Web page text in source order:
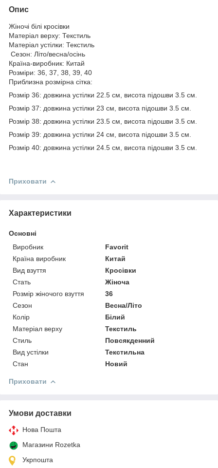
Опис
Жіночі білі кросівки
Матеріал верху: Текстиль
Матеріал устілки: Текстиль
Сезон: Літо/весна/осінь
Країна-виробник: Китай
Розміри: 36, 37, 38, 39, 40
Приблизна розмірна сітка:
Розмір 36: довжина устілки 22.5 см, висота підошви 3.5 см.
Розмір 37: довжина устілки 23 см, висота підошви 3.5 см.
Розмір 38: довжина устілки 23.5 см, висота підошви 3.5 см.
Розмір 39: довжина устілки 24 см, висота підошви 3.5 см.
Розмір 40: довжина устілки 24.5 см, висота підошви 3.5 см.
Приховати
Характеристики
Основні
Виробник
Favorit
Країна виробник
Китай
Вид взуття
Кросівки
Стать
Жіноча
Розмір жіночого взуття
36
Сезон
Весна/Літо
Колір
Білий
Матеріал верху
Текстиль
Стиль
Повсякденний
Вид устілки
Текстильна
Стан
Новий
Приховати
Умови доставки
Нова Пошта
Магазини Rozetka
Укрпошта